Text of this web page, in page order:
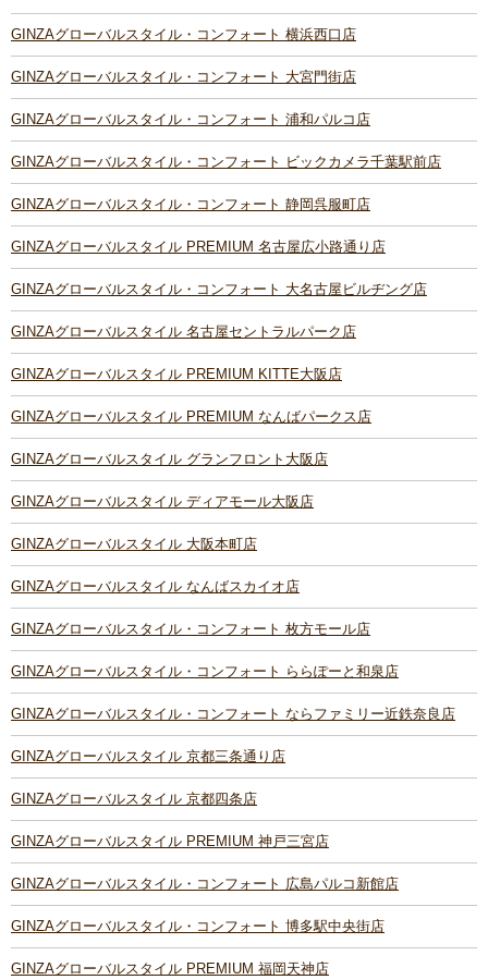
GINZAグローバルスタイル・コンフォート 横浜西口店
GINZAグローバルスタイル・コンフォート 大宮門街店
GINZAグローバルスタイル・コンフォート 浦和パルコ店
GINZAグローバルスタイル・コンフォート ビックカメラ千葉駅前店
GINZAグローバルスタイル・コンフォート 静岡呉服町店
GINZAグローバルスタイル PREMIUM 名古屋広小路通り店
GINZAグローバルスタイル・コンフォート 大名古屋ビルヂング店
GINZAグローバルスタイル 名古屋セントラルパーク店
GINZAグローバルスタイル PREMIUM KITTE大阪店
GINZAグローバルスタイル PREMIUM なんばパークス店
GINZAグローバルスタイル グランフロント大阪店
GINZAグローバルスタイル ディアモール大阪店
GINZAグローバルスタイル 大阪本町店
GINZAグローバルスタイル なんばスカイオ店
GINZAグローバルスタイル・コンフォート 枚方モール店
GINZAグローバルスタイル・コンフォート ららぽーと和泉店
GINZAグローバルスタイル・コンフォート ならファミリー近鉄奈良店
GINZAグローバルスタイル 京都三条通り店
GINZAグローバルスタイル 京都四条店
GINZAグローバルスタイル PREMIUM 神戸三宮店
GINZAグローバルスタイル・コンフォート 広島パルコ新館店
GINZAグローバルスタイル・コンフォート 博多駅中央街店
GINZAグローバルスタイル PREMIUM 福岡天神店